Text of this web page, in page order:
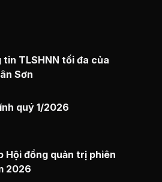
tin TLSHNN tối đa của
Sơn
quý 1/2026
Hội đồng quản trị phiên
2026